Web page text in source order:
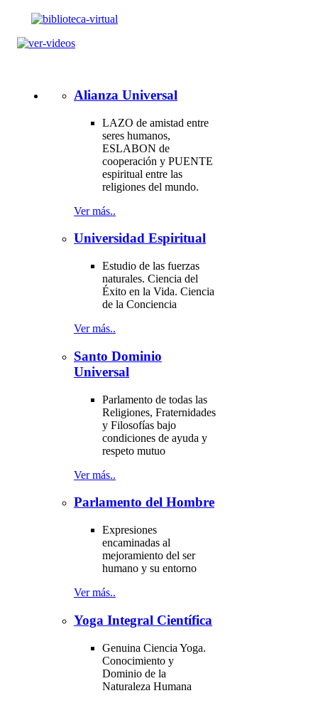
Alianza Universal
LAZO de amistad entre
seres humanos,
ESLABON de
cooperación y PUENTE
espiritual entre las
religiones del mundo.
Ver más..
Universidad Espiritual
Estudio de las fuerzas
naturales. Ciencia del
Éxito en la Vida. Ciencia
de la Conciencia
Ver más..
Santo Dominio
Universal
Parlamento de todas las
Religiones, Fraternidades
y Filosofías bajo
condiciones de ayuda y
respeto mutuo
Ver más..
Parlamento del Hombre
Expresiones
encaminadas al
mejoramiento del ser
humano y su entorno
Ver más..
Yoga Integral Científica
Genuina Ciencia Yoga.
Conocimiento y
Dominio de la
Naturaleza Humana